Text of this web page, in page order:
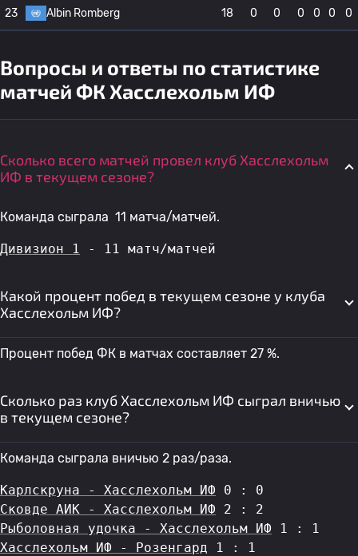
23 Albin Romberg 18 0 0 0 0 0 0
Вопросы и ответы по статистике
матчей ФК Хасслехольм ИФ
Сколько всего матчей провел клуб Хасслехольм
ИФ в текущем сезоне?
Команда сыграла 11 матча/матчей.
Дивизион 1 - 11 матч/матчей
Какой процент побед в текущем сезоне у клуба
Хасслехольм ИФ?
Процент побед ФК в матчах составляет 27 %.
Сколько раз клуб Хасслехольм ИФ сыграл вничью
в текущем сезоне?
Команда сыграла вничью 2 раз/раза.
Карлскруна - Хасслехольм ИФ 0 : 0
Сковде АИК - Хасслехольм ИФ 2 : 2
Рыболовная удочка - Хасслехольм ИФ 1 : 1
Хасслехольм ИФ - Розенгард 1 : 1